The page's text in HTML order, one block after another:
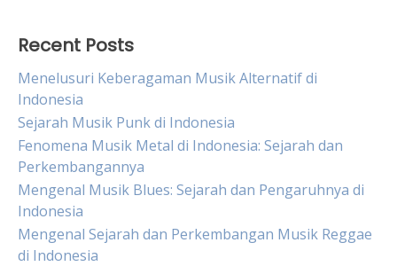
Recent Posts
Menelusuri Keberagaman Musik Alternatif di
Indonesia
Sejarah Musik Punk di Indonesia
Fenomena Musik Metal di Indonesia: Sejarah dan
Perkembangannya
Mengenal Musik Blues: Sejarah dan Pengaruhnya di
Indonesia
Mengenal Sejarah dan Perkembangan Musik Reggae
di Indonesia